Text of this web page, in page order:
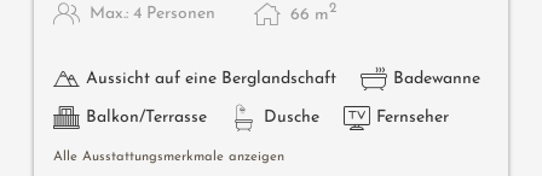
Max.: 4 Personen 66 m2
Aussicht auf eine Berglandschaft Badewanne
Balkon/Terrasse Dusche Fernseher
Alle Ausstattungsmerkmale anzeigen